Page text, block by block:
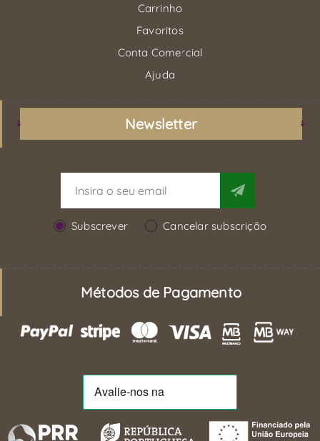
Carrinho
Favoritos
Conta Comercial
Ajuda
Newsletter
Subscrever Cancelar subscrição
Métodos de Pagamento